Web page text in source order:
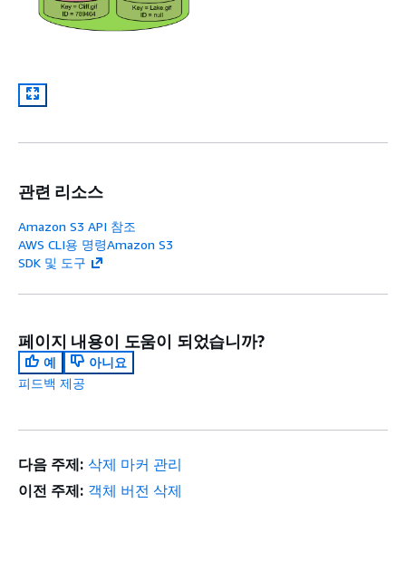
관련 리소스
Amazon S3 API 참조
AWS CLI용 명령Amazon S3
SDK 및 도구
페이지 내용이 도움이 되었습니까?
예
아니요
피드백 제공
다음 주제: 삭제 마커 관리
이전 주제: 객체 버전 삭제